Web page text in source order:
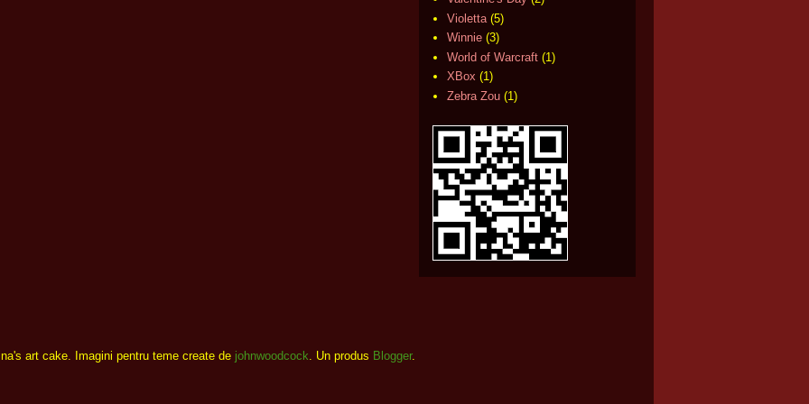
Violetta (5)
Winnie (3)
World of Warcraft (1)
XBox (1)
Zebra Zou (1)
art cake. Imagini pentru teme create de johnwoodcock. Un produs Blogger.